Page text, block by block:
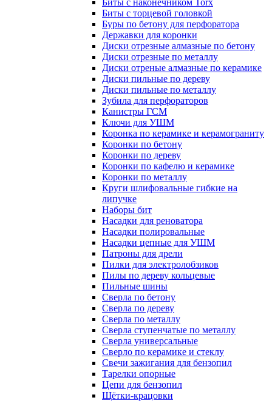
Биты с наконечником Torx
Биты с торцевой головкой
Буры по бетону для перфоратора
Державки для коронки
Диски отрезные алмазные по бетону
Диски отрезные по металлу
Диски отреные алмазные по керамике
Диски пильные по дереву
Диски пильные по металлу
Зубила для перфораторов
Канистры ГСМ
Ключи для УШМ
Коронка по керамике и керамограниту
Коронки по бетону
Коронки по дереву
Коронки по кафелю и керамике
Коронки по металлу
Круги шлифовальные гибкие на
липучке
Наборы бит
Насадки для реноватора
Насадки полировальные
Насадки цепные для УШМ
Патроны для дрели
Пилки для электролобзиков
Пилы по дереву кольцевые
Пильные шины
Сверла по бетону
Сверла по дереву
Сверла по металлу
Сверла ступенчатые по металлу
Сверла универсальные
Сверло по керамике и стеклу
Свечи зажигания для бензопил
Тарелки опорные
Цепи для бензопил
Щётки-крацовки